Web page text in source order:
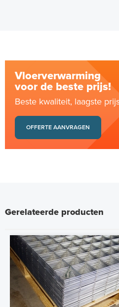
Vloerverwarming
voor de beste prijs!
Beste kwaliteit, laagste
OFFERTE AANVRAGEN
Gerelateerde producten